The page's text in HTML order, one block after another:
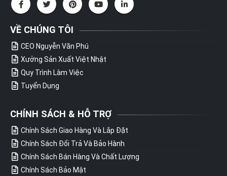
VỀ CHÚNG TÔI
CEO Nguyễn Văn Phú
Xưởng Sản Xuất Việt Nhật
Quy Trình Làm Việc
Tuyển Dụng
CHÍNH SÁCH & HỖ TRỢ
Chính Sách Giao Hàng Và Lắp Đặt
Chính Sách Đổi Trả Và Bảo Hành
Chính Sách Bán Hàng Và Chất Lượng
Chính Sách Bảo Mật